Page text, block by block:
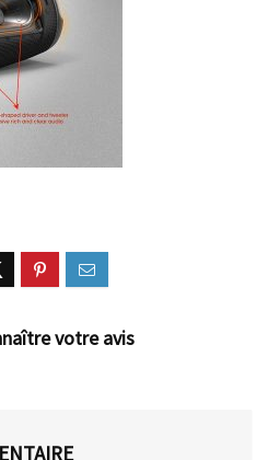
votre avis